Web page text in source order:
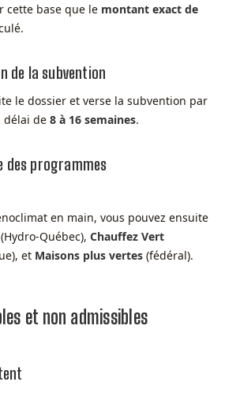
cette base que le montant exact de
de la subvention
le dossier et verse la subvention par
délai de 8 à 16 semaines.
des programmes
en main, vous pouvez ensuite
(Hydro-Québec), Chauffez Vert
et Maisons plus vertes (fédéral).
et non admissibles